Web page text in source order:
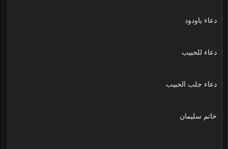
دعاء ياودود
دعاء للحبيب
دعاء جلب الحبيب
خاتم سليمان